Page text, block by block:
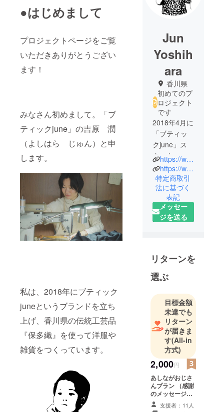
●はじめまして
プロジェクトページをご覧
いただきありがとうござい
ます！
みなさん初めまして。「ブ
ティックjune」の吉原 潤
（よしはら じゅん）と申
します。
私は、2018年にブティック
juneというブランドを立ち
上げ、香川県の伝統工芸品
『保多織』を使って洋服や
雑貨をつくっています。
Jun
Yoshih
ara
香川県
初めてのプ
ロジェクト
です
2018年4月に
「ブティッ
クjune」ス
タート。
香川県の伝
統工芸品
「保多織」
を使って
お洋服や雑
貨をつくっ
2022年7月
JAPAN
EXPO Paris
展。
2023年7月
香川県高松
市にアトリ
エをOpen。
https://www.june-closet.com/
https://www.instagram.com/boutique._.june/
特定商取引
法に基づく
表記
メッセー
ジを送る
リターンを
選ぶ
目標金額
未達でも
リターン
が届きま
す(All-in
方式)
2,000円
あしながおじさ
んプラン （感謝
のメッセージを
メールにて送ら
させて頂きま
支援者：11人